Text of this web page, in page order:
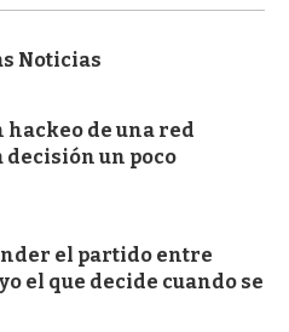
Noticias
hackeo de una red
un poco
el partido entre
el que decide cuando se